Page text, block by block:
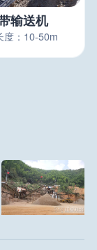
输送机
度：10-50m